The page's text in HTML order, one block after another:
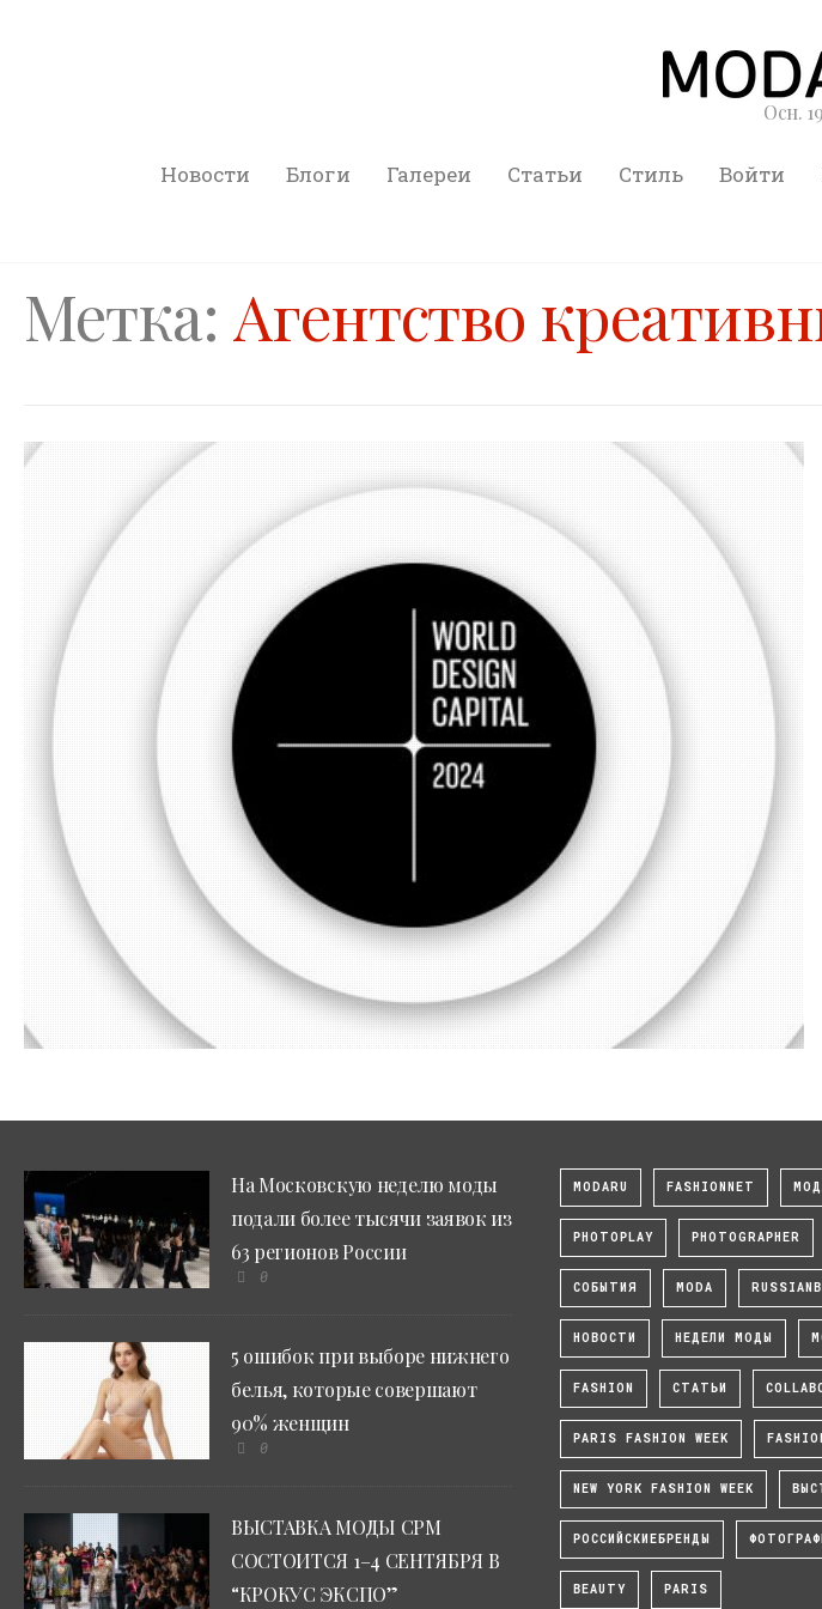
Осн.
Новости Блоги Галереи Статьи Стиль Войти
Метка: Агентство
На Московскую неделю моды
подали более тысячи заявок из
63 регионов России
0
5 ошибок при выборе нижнего
белья, которые совершают
90% женщин
0
ВЫСТАВКА МОДЫ CPM
СОСТОИТСЯ 1–4 СЕНТЯБРЯ В
“КРОКУС ЭКСПО”
MODARU FASHIONNET
PHOTOPLAY PHOTOGRAPHER
СОБЫТИЯ MODA
НОВОСТИ НЕДЕЛИ МОДЫ
FASHION СТАТЬИ
PARIS FASHION WEEK
NEW YORK FASHION WEEK
РОССИЙСКИЕБРЕНДЫ
BEAUTY PARIS